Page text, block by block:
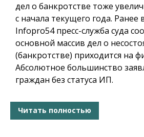
дел о банкротстве тоже
с начала текущего года. Ранее
Infopro54 пресс-служба суда
основной массив дел о
(банкротстве) приходится на
Абсолютное большинство
граждан без статуса ИП.
Читать полностью